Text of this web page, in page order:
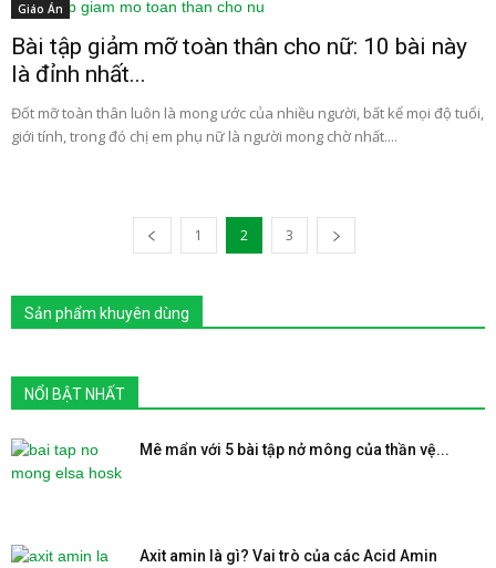
Giáo Án
Bài tập giảm mỡ toàn thân cho nữ: 10 bài này
là đỉnh nhất...
Đốt mỡ toàn thân luôn là mong ước của nhiều người, bất kể mọi độ tuổi,
giới tính, trong đó chị em phụ nữ là người mong chờ nhất....
1 2 3
Sản phẩm khuyên dùng
NỔI BẬT NHẤT
Mê mẩn với 5 bài tập nở mông của thần vệ...
Axit amin là gì? Vai trò của các Acid Amin